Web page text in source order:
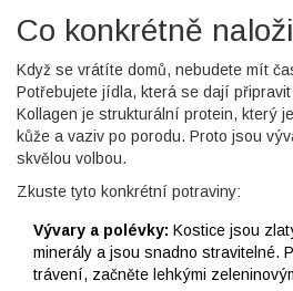
Co konkrétně
Když se vrátíte domů, nebudete mít
Potřebujete jídla, která se dají
Kollagen je strukturální protein, který
kůže a vaziv po porodu. Proto jsou
skvělou volbou.
Zkuste tyto konkrétní potraviny:
Vývary a polévky: Kostice jsou
minerály a jsou snadno stravitelné.
trávení, začněte lehkými